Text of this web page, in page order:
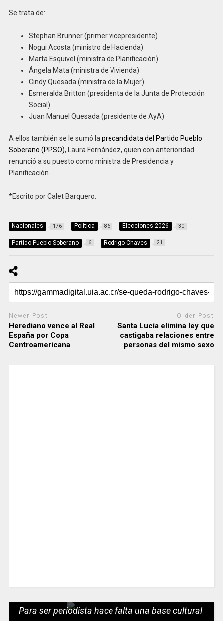
Se trata de:
Stephan Brunner (primer vicepresidente)
Nogui Acosta (ministro de Hacienda)
Marta Esquivel (ministra de Planificación)
Ángela Mata (ministra de Vivienda)
Cindy Quesada (ministra de la Mujer)
Esmeralda Britton (presidenta de la Junta de Protección
Social)
Juan Manuel Quesada (presidente de AyA)
A ellos también se le sumó laprecandidata del Partido Pueblo
Soberano (PPSO), Laura Fernández, quien con anterioridad
renunció a su puesto como ministra de Presidencia y
Planificación.
*Escrito por Calet Barquero.
Nacionales 176 Politica 86 Elecciones 2026 30
Partido Pueblo Soberano 6 Rodrigo Chaves 21
Newer Post
Herediano vence al Real
España por Copa
Centroamericana
Older Post
Santa Lucía elimina ley que
castigaba relaciones entre
personas del mismo sexo
Para ser periodista hace falta una base cultural